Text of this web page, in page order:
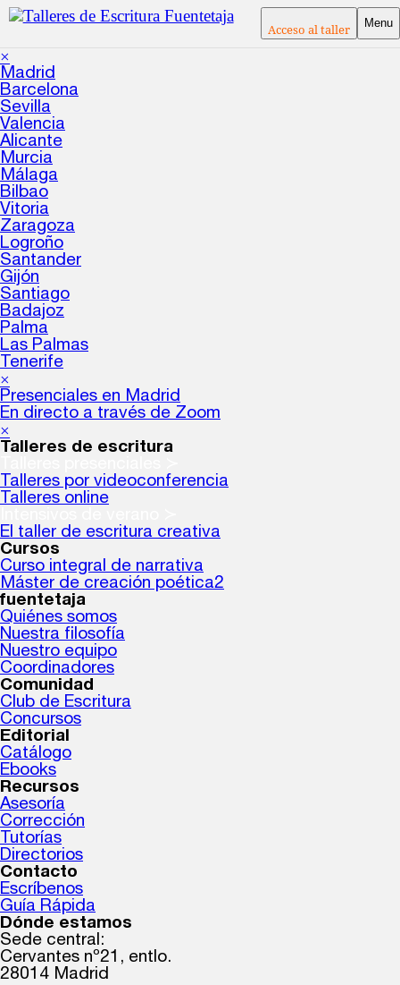
Acceso al taller Menu
×
Madrid
Barcelona
Sevilla
Valencia
Alicante
Murcia
Málaga
Bilbao
Vitoria
Zaragoza
Logroño
Santander
Gijón
Santiago
Badajoz
Palma
Las Palmas
Tenerife
×
Presenciales en Madrid
En directo a través de Zoom
×
Talleres de escritura
Talleres por videoconferencia
Talleres online
El taller de escritura creativa
Cursos
Curso integral de narrativa
Máster de creación poética2
fuentetaja
Quiénes somos
Nuestra filosofía
Nuestro equipo
Coordinadores
Comunidad
Club de Escritura
Concursos
Editorial
Catálogo
Ebooks
Recursos
Asesoría
Corrección
Tutorías
Directorios
Contacto
Escríbenos
Guía Rápida
Dónde estamos
Sede central:
Cervantes nº21, entlo.
28014 Madrid